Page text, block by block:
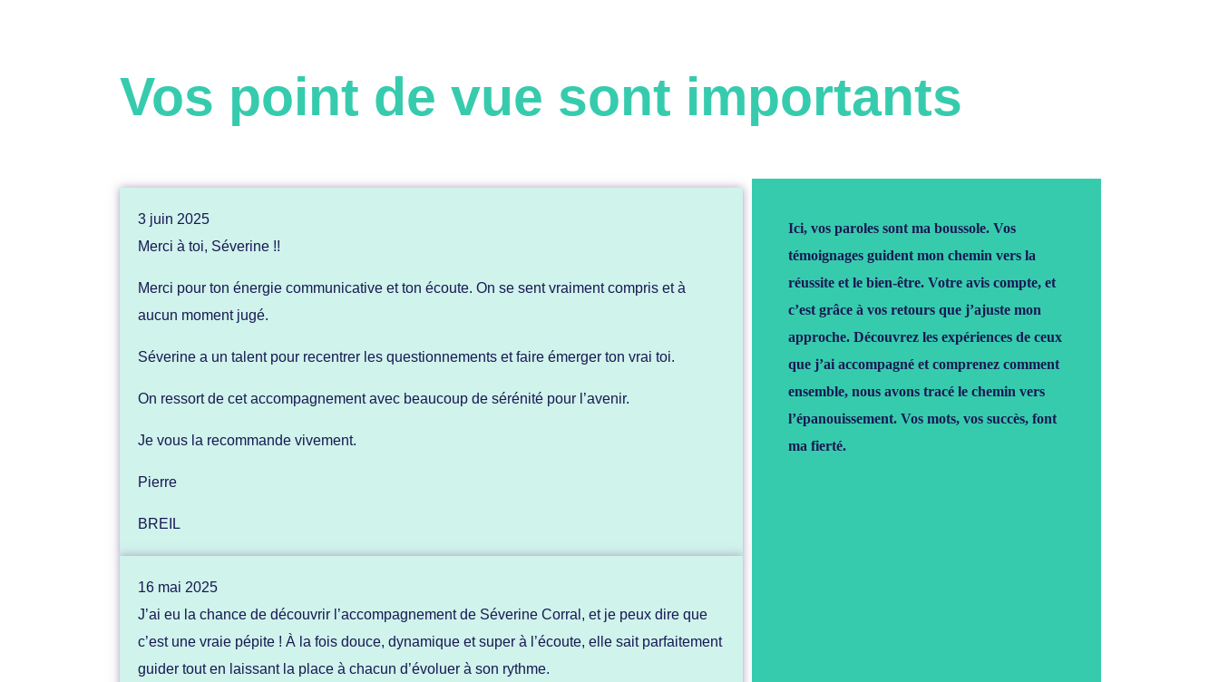
Vos point de vue sont importants
3 juin 2025
Merci à toi, Séverine !!
Merci pour ton énergie communicative et ton écoute. On se sent vraiment compris et à
aucun moment jugé.
Séverine a un talent pour recentrer les questionnements et faire émerger ton vrai toi.
On ressort de cet accompagnement avec beaucoup de sérénité pour l’avenir.
Je vous la recommande vivement.
Pierre
BREIL
16 mai 2025
J’ai eu la chance de découvrir l’accompagnement de Séverine Corral, et je peux dire que
c’est une vraie pépite ! À la fois douce, dynamique et super à l’écoute, elle sait parfaitement
guider tout en laissant la place à chacun d’évoluer à son rythme.
Ici, vos paroles sont ma boussole. Vos
témoignages guident mon chemin vers la
réussite et le bien-être. Votre avis compte, et
c’est grâce à vos retours que j’ajuste mon
approche. Découvrez les expériences de ceux
que j’ai accompagné et comprenez comment
ensemble, nous avons tracé le chemin vers
l’épanouissement. Vos mots, vos succès, font
ma fierté.